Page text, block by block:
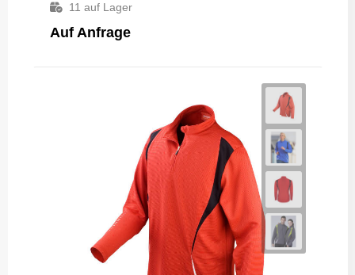
11 auf Lager
Auf Anfrage